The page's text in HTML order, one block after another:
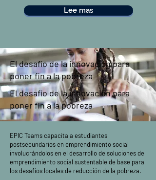
Lee mas
El desafío de la innovación para
poner fin a la pobreza
El desafío de la innovación para
poner fin a la pobreza
EPIC Teams capacita a estudiantes
postsecundarios en emprendimiento social
involucrándolos en el desarrollo de soluciones de
emprendimiento social sustentable de base para
los desafíos locales de reducción de la pobreza.